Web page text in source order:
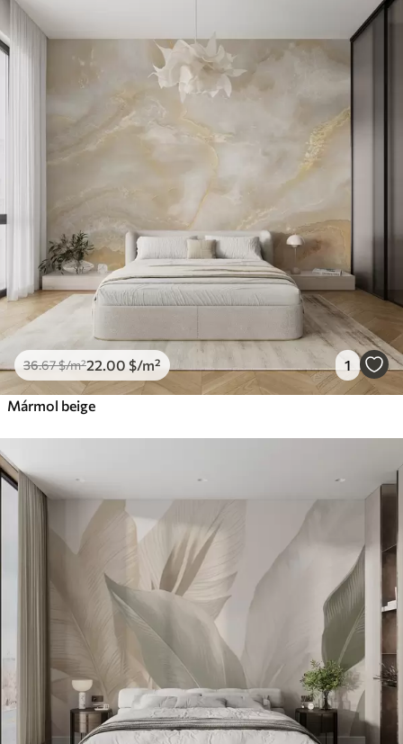
36.67$/m²22 .00 $/m² 1
Mármol beige